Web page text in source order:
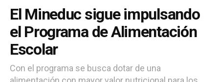
El Mineduc sigue impulsando
el Programa de Alimentación
Escolar
Con el programa se busca dotar de una